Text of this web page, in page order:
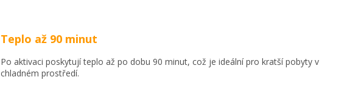
Teplo až 90 minut
Po aktivaci poskytují teplo až po dobu 90 minut, což je ideální pro kratší pobyty v
chladném prostředí.